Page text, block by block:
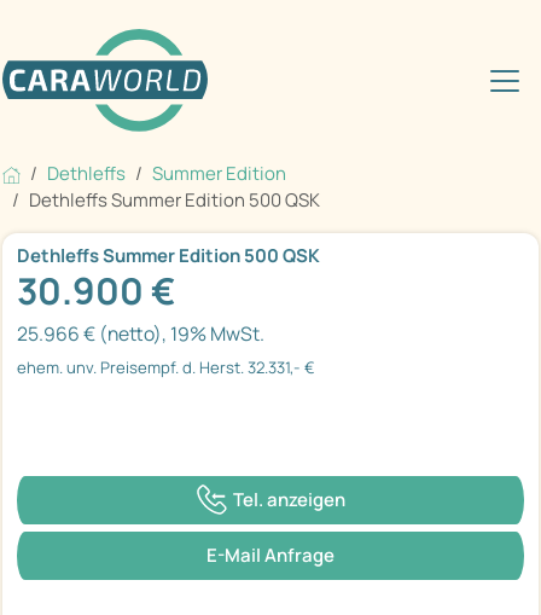
Dethleffs
Summer Edition
Dethleffs Summer Edition 500 QSK
Dethleffs Summer Edition 500 QSK
30.900 €
25.966 € (netto), 19% MwSt.
ehem. unv. Preisempf. d. Herst. 32.331,- €
Tel. anzeigen
E-Mail Anfrage